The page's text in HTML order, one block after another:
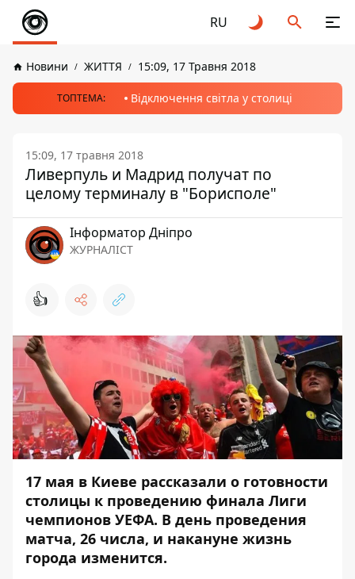
RU
Новини ЖИТТЯ 15:09, 17 Травня 2018
ТОПТЕМА: Відключення світла у столиці
15:09, 17 травня 2018
Ливерпуль и Мадрид получат по
целому терминалу в "Борисполе"
Інформатор Дніпро
ЖУРНАЛІСТ
👍
17 мая в Киеве рассказали о готовности
столицы к проведению финала Лиги
чемпионов УЕФА. В день проведения
матча, 26 числа, и накануне жизнь
города изменится.